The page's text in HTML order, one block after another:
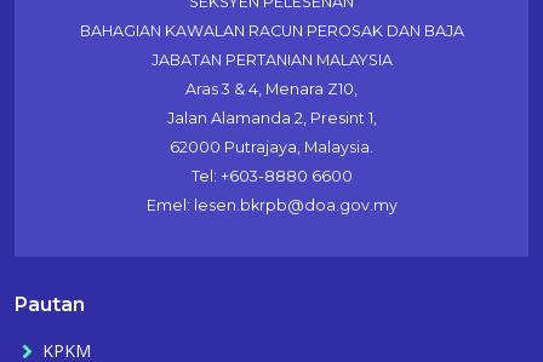
BAHAGIAN KAWALAN RACUN PEROSAK DAN BAJA
JABATAN PERTANIAN MALAYSIA
Aras 3 & 4, Menara Z10,
Jalan Alamanda 2, Presint 1,
62000 Putrajaya, Malaysia.
Tel: +603-8880 6600
Emel: lesen.bkrpb@doa.gov.my
Pautan
KPKM